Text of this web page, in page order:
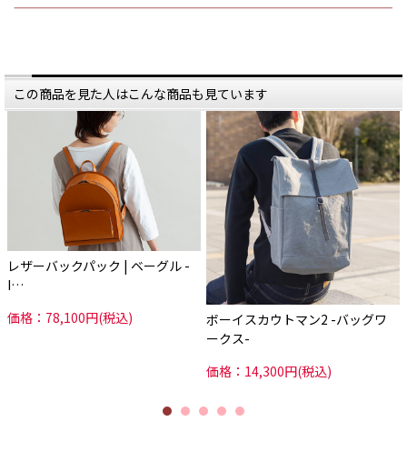
この商品を見た人はこんな商品も見ています
レザーバックパック | ベーグル -
I…
価格：78,100円(税込)
ボーイスカウトマン2 -バッグワ
ークス-
価格：14,300円(税込)